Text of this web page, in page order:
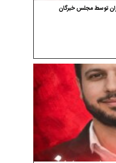
توسط مجلس خبرگان